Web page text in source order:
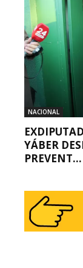
NACIONAL
YÁBER
PREVENT...